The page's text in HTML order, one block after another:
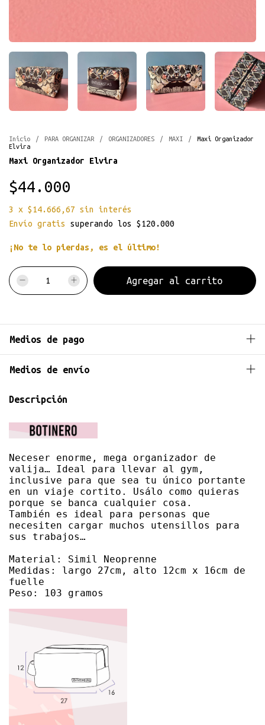
Inicio / PARA ORGANIZAR / ORGANIZADORES / MAXI /
Maxi Organizador
Elvira
Maxi Organizador Elvira
$44.000
3 x $14.666,67 sin interés
Envío gratis
superando los $120.000
¡No te lo pierdas, es el último!
Medios de pago
Medios de envío
Descripción
Neceser enorme, mega organizador de
valija… Ideal para llevar al gym,
inclusive para que sea tu único portante
en un viaje cortito. Usálo como quieras
porque se banca cualquier cosa.
También es ideal para personas que
necesiten cargar muchos utensillos para
sus trabajos…
Material: Simil Neoprenne
Medidas: largo 27cm, alto 12cm x 16cm de
fuelle
Peso: 103 gramos